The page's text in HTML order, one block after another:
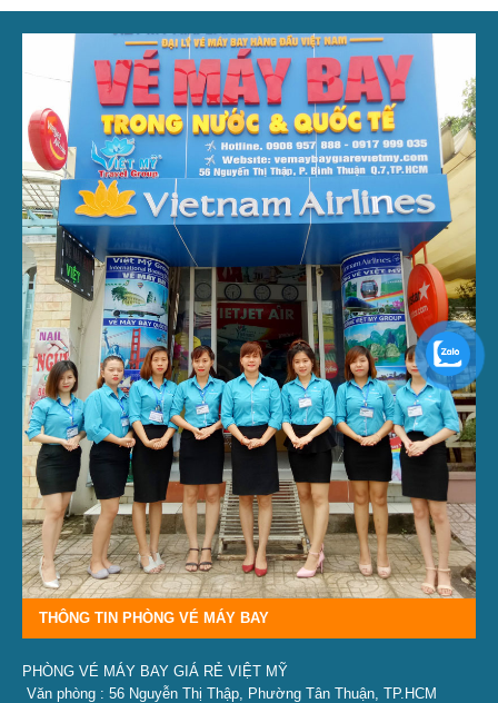
THÔNG TIN PHÒNG VÉ MÁY BAY
PHÒNG VÉ MÁY BAY GIÁ RẺ VIỆT MỸ
Văn phòng : 56 Nguyễn Thị Thập, Phường Tân Thuận, TP.HCM